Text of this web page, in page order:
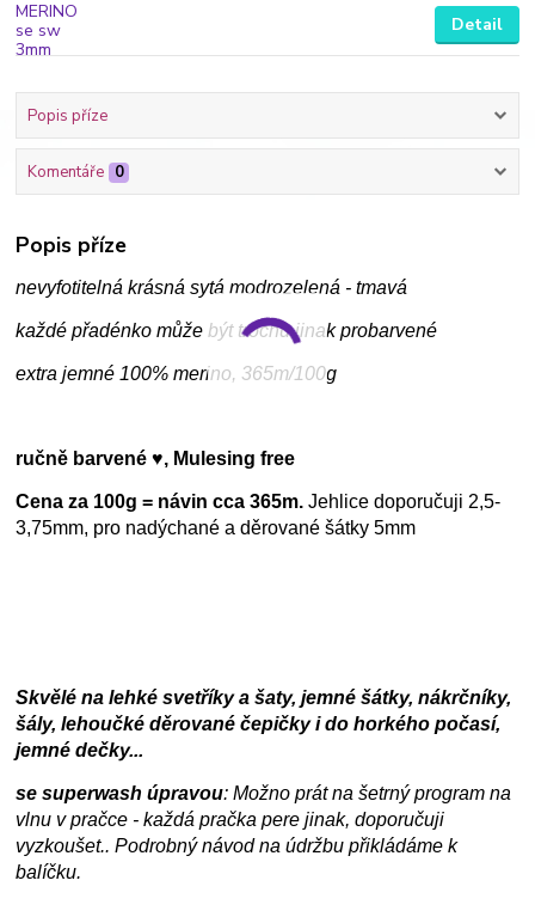
Detail
Popis příze
Komentáře 0
Popis příze
nevyfotitelná krásná sytá modrozelená - tmavá
každé přadénko může být trochu jinak probarvené
extra jemné 100% merino, 365m/100g
ručně barvené ♥, Mulesing free
Cena za 100g = návin cca 365m. Jehlice doporučuji 2,5-
3,75mm, pro nadýchané a děrované šátky 5mm
Skvělé na lehké svetříky a šaty, jemné šátky, nákrčníky,
šály, lehoučké děrované čepičky i do horkého počasí,
jemné dečky...
se superwash úpravou: Možno prát na šetrný program na
vlnu v pračce - každá pračka pere jinak, doporučuji
vyzkoušet.. Podrobný návod na údržbu přikládáme k
balíčku.